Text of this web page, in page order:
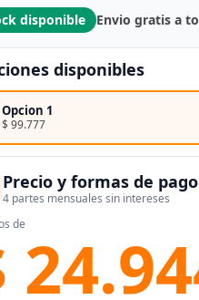
disponible Envio gratis a
disponibles
Opcion 1
$ 99.777
Precio y formas de pago
4 partes mensuales sin intereses
de